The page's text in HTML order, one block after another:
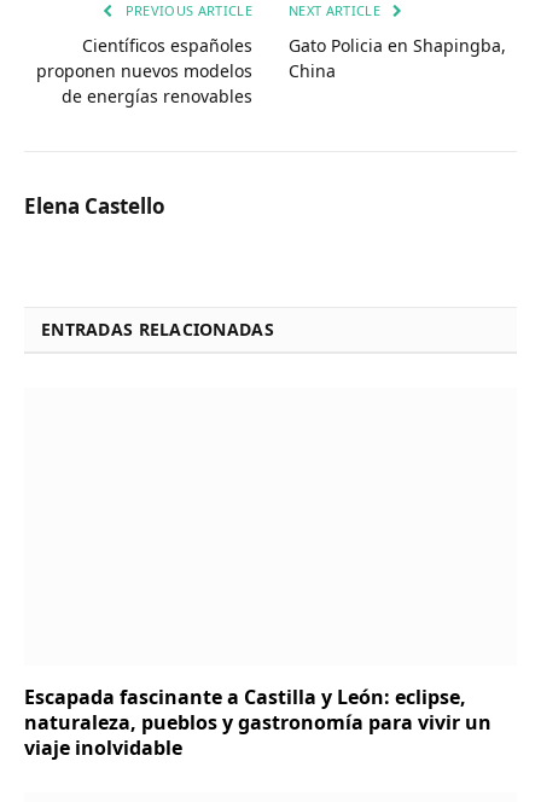
PREVIOUS ARTICLE
Científicos españoles
proponen nuevos modelos
de energías renovables
NEXT ARTICLE
Gato Policia en Shapingba,
China
Elena Castello
ENTRADAS RELACIONADAS
Escapada fascinante a Castilla y León: eclipse,
naturaleza, pueblos y gastronomía para vivir un
viaje inolvidable